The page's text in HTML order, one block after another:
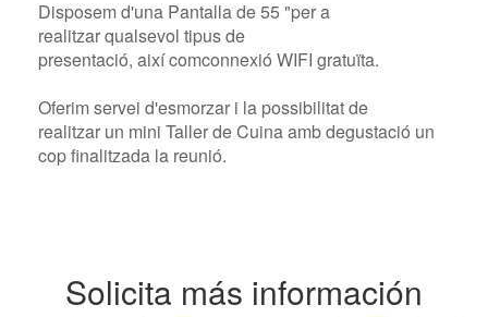
Disposemd'una Pantallade 55 "per a
realitzarqualsevol tipusde
presentació, aixícomconnexió WIFI gratuïta.
Oferimservei d'esmorzar i la possibilitatde
realitzar un mini Tallerde Cuinaambdegustació un
copfinalitzada la reunió.
Solicita más información